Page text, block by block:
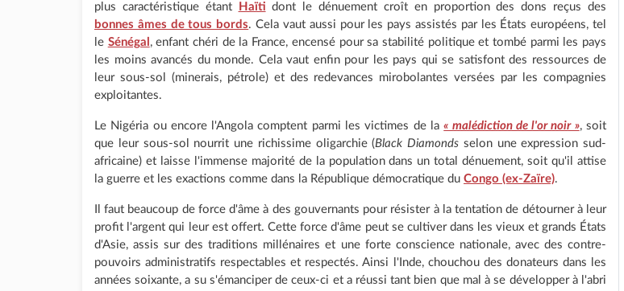
plus caractéristique étant
Haïti dont le dénuement croît en proportion des dons reçus des
bonnes âmes de tous bords. Cela vaut aussi pour les pays assistés par les États européens, tel
le Sénégal , enfant chéri de la France, encensé pour sa stabilité politique et tombé parmi les pays
les moins avancés du monde. Cela vaut enfin pour les pays qui se satisfont des ressources de
leur sous-sol (minerais, pétrole) et des redevances mirobolantes versées par les compagnies
exploitantes.
Le Nigéria ou encore l'Angola comptent parmi les victimes de la« malédiction de l'or noir », soit
que leur sous-sol nourrit une richissime oligarchie (Black Diamonds selon une expression sud-
africaine) et laisse l'immense majorité de la population dans un total dénuement, soit qu'il attise
la guerre et les exactions comme dans la République démocratique du Congo (ex-Zaïre).
Il faut beaucoup de force d'âme à des gouvernants pour résister à la tentation de détourner à leur
profit l'argent qui leur est offert. Cette force d'âme peut se cultiver dans les vieux et grands États
d'Asie, assis sur des traditions millénaires et une forte conscience nationale, avec des contre-
pouvoirs administratifs respectables et respectés. Ainsi l'Inde, chouchou des donateurs dans les
années soixante, a su s'émanciper de ceux-ci et a réussi tant bien que mal à se développer à l'abri